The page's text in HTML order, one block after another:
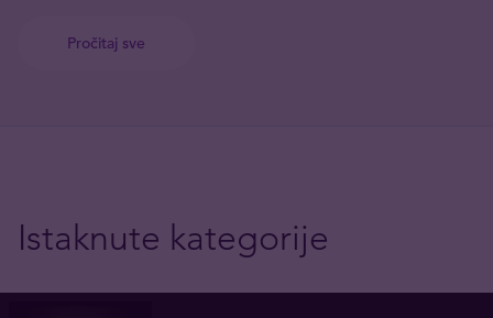
Pročitaj sve
Istaknute kategorije